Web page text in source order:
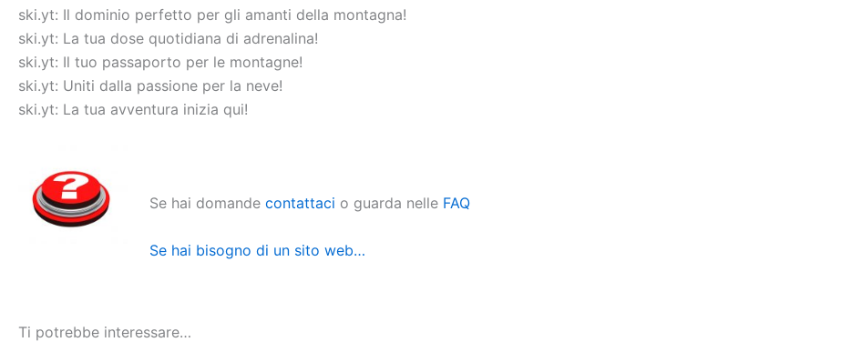
ski.yt: Il dominio perfetto per gli amanti della montagna!
ski.yt: La tua dose quotidiana di adrenalina!
ski.yt: Il tuo passaporto per le montagne!
ski.yt: Uniti dalla passione per la neve!
ski.yt: La tua avventura inizia qui!
Se hai domande contattaci o guarda nelle FAQ
Se hai bisogno di un sito web…
Ti potrebbe interessare…